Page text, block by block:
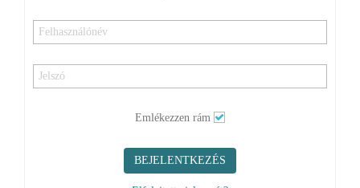
Emlékezzen rám
BEJELENTKEZÉS